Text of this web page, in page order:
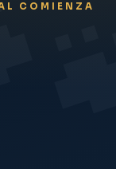
COMIENZA